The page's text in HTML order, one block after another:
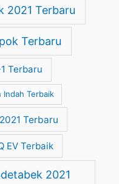
2021 Terbaru
Terbaru
Terbaru
Indah Terbaik
Terbaru
EV Terbaik
2021